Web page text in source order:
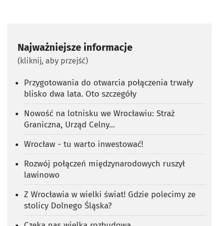
Najważniejsze informacje
(kliknij, aby przejść)
Przygotowania do otwarcia połączenia trwały
blisko dwa lata. Oto szczegóły
Nowość na lotnisku we Wrocławiu: Straż
Graniczna, Urząd Celny...
Wrocław - tu warto inwestować!
Rozwój połączeń międzynarodowych ruszył
lawinowo
Z Wrocławia w wielki świat! Gdzie polecimy ze
stolicy Dolnego Śląska?